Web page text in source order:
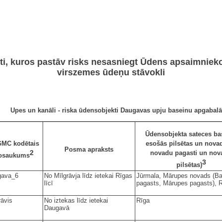
kuros pastāv risks nesasniegt Ūdens
virszemes ūdeņu stāvokli
Upes un kanāli - riska ūdensobjekti Daugavas upju baseinu apgabalā
kodētais
2 Posma apraksts
Ūdensobjekta sateces
esošās pilsētas un
novadu pagasti un
pilsētas)3
No Mīlgrāvja līdz ietekai Rīgas
līcī
Jūrmala, Mārupes novads
pagasts, Mārupes pagasts),
No iztekas līdz ietekai
Daugavā
Rīga